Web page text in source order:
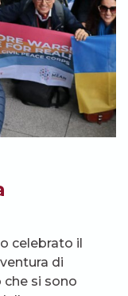
celebrato il
di
si sono